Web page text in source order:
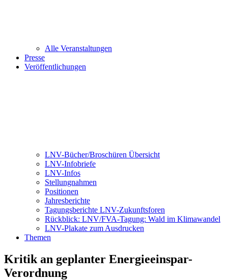
Alle Veranstaltungen
Presse
Veröffentlichungen
LNV-Bücher/Broschüren Übersicht
LNV-Infobriefe
LNV-Infos
Stellungnahmen
Positionen
Jahresberichte
Tagungsberichte LNV-Zukunftsforen
Rückblick: LNV/FVA-Tagung: Wald im Klimawandel
LNV-Plakate zum Ausdrucken
Themen
Kritik an geplanter Energieeinspar-
Verordnung